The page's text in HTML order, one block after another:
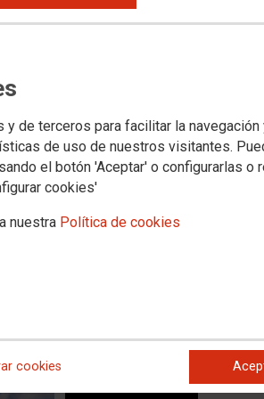
de terceros para facilitar la navegación
de uso de nuestros visitantes.
el botón 'Aceptar' o configurarlas o
cookies'
nuestra Política de cookies
cookies
empresarial
cuenta el
negociadora se constituirá el 10 de
el mes de enero
ante la intención del
un procedimiento de
y Zaragoza; al centro
a las delegaciones comerciales.
la filial del grupo chino